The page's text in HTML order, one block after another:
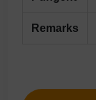
Remarks